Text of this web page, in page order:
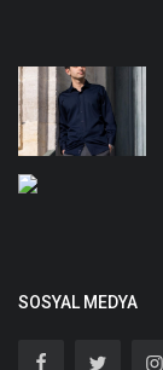
SOSYAL MEDYA